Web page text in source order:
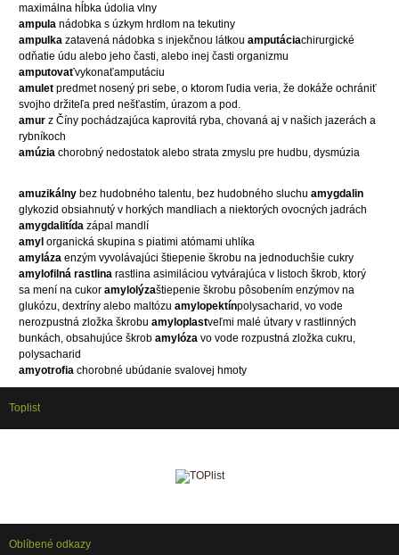
maximálna hĺbka údolia vlny
ampula nádobka s úzkym hrdlom na tekutiny
ampulka zatavená nádobka s injekčnou látkou amputáciachirurgické
odňatie údu alebo jeho časti, alebo inej časti organizmu
amputovaťvykonaťamputáciu
amulet predmet nosený pri sebe, o ktorom ľudia veria, že dokáže ochrániť
svojho držiteľa pred nešťastím, úrazom a pod.
amur z Číny pochádzajúca kaprovitá ryba, chovaná aj v našich jazerách a
rybníkoch
amúzia chorobný nedostatok alebo strata zmyslu pre hudbu, dysmúzia
amuzikálny bez hudobného talentu, bez hudobného sluchu amygdalin
glykozid obsiahnutý v horkých mandliach a niektorých ovocných jadrách
amygdalitída zápal mandlí
amyl organická skupina s piatimi atómami uhlíka
amyláza enzým vyvolávajúci štiepenie škrobu na jednoduchšie cukry
amylofilná rastlina rastlina asimiláciou vytvárajúca v listoch škrob, ktorý
sa mení na cukor amylolýzaštiepenie škrobu pôsobením enzýmov na
glukózu, dextríny alebo maltózu amylopektínpolysacharid, vo vode
nerozpustná zložka škrobu amyloplastveľmi malé útvary v rastlinných
bunkách, obsahujúce škrob amylóza vo vode rozpustná zložka cukru,
polysacharid
amyotrofia chorobné ubúdanie svalovej hmoty
Toplist
Oblíbené odkazy